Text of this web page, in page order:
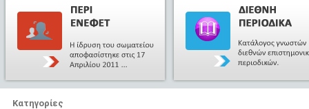
Κατηγορίες